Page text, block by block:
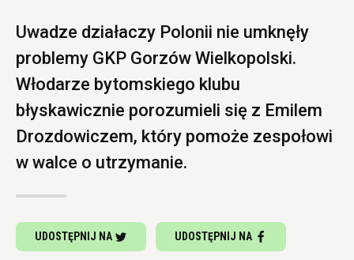
Uwadze działaczy Polonii nie umknęły
problemy GKP Gorzów Wielkopolski.
Włodarze bytomskiego klubu
błyskawicznie porozumieli się z Emilem
Drozdowiczem, który pomoże zespołowi
w walce o utrzymanie.
UDOSTĘPNIJ NA UDOSTĘPNIJ NA